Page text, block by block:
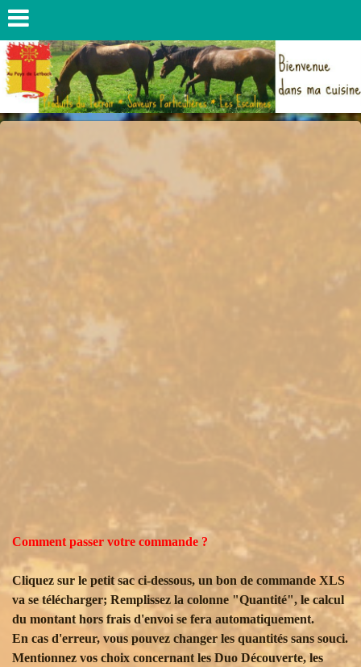
Comment passer votre commande ?
Cliquez sur le petit sac ci-dessous, un bon de commande XLS
va se télécharger; Remplissez la colonne "Quantité", le calcul
du montant hors frais d'envoi se fera automatiquement.
En cas d'erreur, vous pouvez changer les quantités sans souci.
Mentionnez vos choix concernant les Duo Découverte, les